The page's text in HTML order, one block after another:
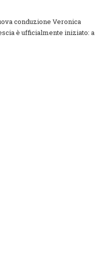
conduzione Veronica
è ufficialmente iniziato: a